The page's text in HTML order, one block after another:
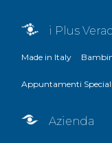
i Plus
Made in Italy
Appuntamenti Speciali
Azienda